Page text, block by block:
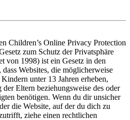
Children’s Online Privacy Protection
zum Schutz der Privatsphäre
von 1998) ist ein Gesetz in den
Websites, die möglicherweise
unter 13 Jahren erheben,
Eltern beziehungsweise des oder
benötigen. Wenn du dir unsicher
die Website, auf der du dich zu
ziehe einen rechtlichen